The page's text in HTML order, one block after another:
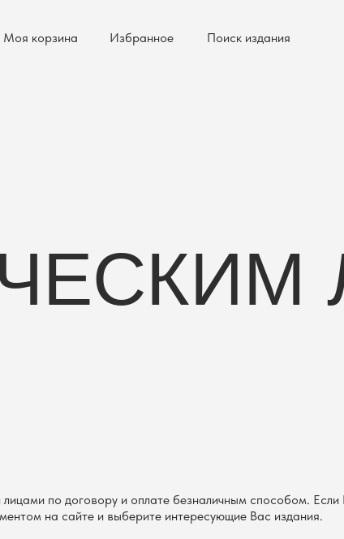
Поиск издания
Избранное
Моя корзина
по договору и оплате безналичным способом. Если
на сайте и выберите интересующие Вас издания.